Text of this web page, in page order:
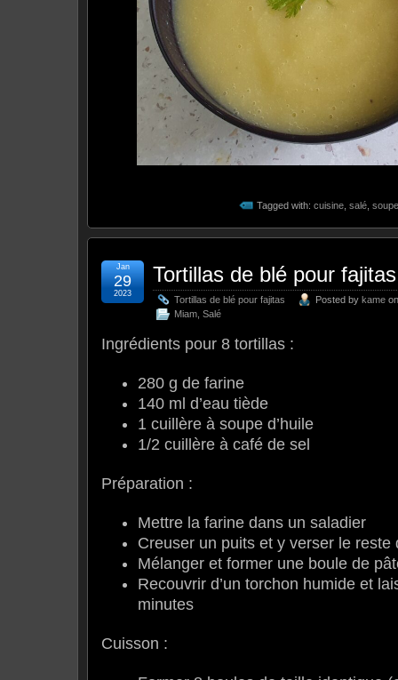
Tagged with: cuisine salé soupe
Tortillas de blé pour fajitas
Tortillas de blé pour fajitas Posted by kame
Miam Salé
Jan
29
2023
Ingrédients pour 8 tortillas :
280 g de farine
140 ml d’eau tiède
1 cuillère à soupe d’huile
1/2 cuillère à café de sel
Préparation :
Mettre la farine dans un saladier
Creuser un puits et y verser le reste
Mélanger et former une boule de
Recouvrir d’un torchon humide et
minutes
Cuisson :